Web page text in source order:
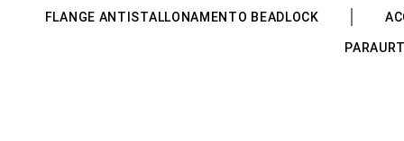
FLANGE ANTISTALLONAMENTO BEADLOCK